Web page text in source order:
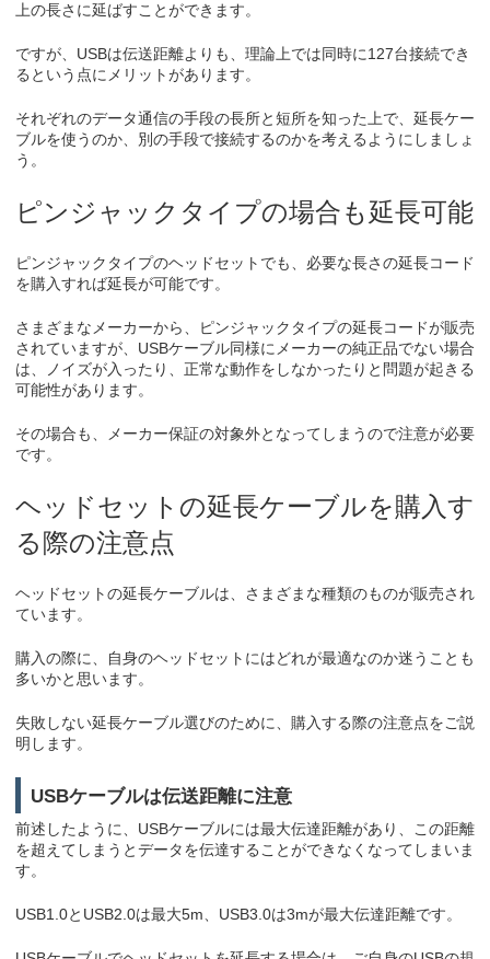
上の長さに延ばすことができます。
ですが、USBは伝送距離よりも、理論上では同時に127台接続でき
るという点にメリットがあります。
それぞれのデータ通信の手段の長所と短所を知った上で、延長ケー
ブルを使うのか、別の手段で接続するのかを考えるようにしましょ
う。
ピンジャックタイプの場合も延長可能
ピンジャックタイプのヘッドセットでも、必要な長さの延長コード
を購入すれば延長が可能です。
さまざまなメーカーから、ピンジャックタイプの延長コードが販売
されていますが、USBケーブル同様にメーカーの純正品でない場合
は、ノイズが入ったり、正常な動作をしなかったりと問題が起きる
可能性があります。
その場合も、メーカー保証の対象外となってしまうので注意が必要
です。
ヘッドセットの延長ケーブルを購入す
る際の注意点
ヘッドセットの延長ケーブルは、さまざまな種類のものが販売され
ています。
購入の際に、自身のヘッドセットにはどれが最適なのか迷うことも
多いかと思います。
失敗しない延長ケーブル選びのために、購入する際の注意点をご説
明します。
USBケーブルは伝送距離に注意
前述したように、USBケーブルには最大伝達距離があり、この距離
を超えてしまうとデータを伝達することができなくなってしまいま
す。
USB1.0とUSB2.0は最大5m、USB3.0は3mが最大伝達距離です。